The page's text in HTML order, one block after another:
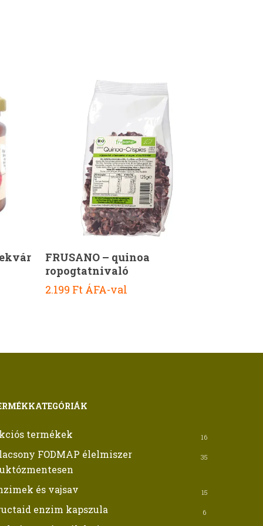
Kosárba Teszem
FRUSANO – quinoa
ropogtatnivaló
2.199 Ft ÁFA-val
termékek 16
FODMAP élelmiszer
35
és vajsav 15
enzim kapszula 6